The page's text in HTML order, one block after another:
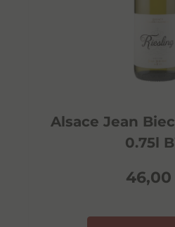
Alsace Jean
0.75l
46,00